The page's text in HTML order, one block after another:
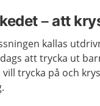
– att
kallas
att trycka ut
trycka på och